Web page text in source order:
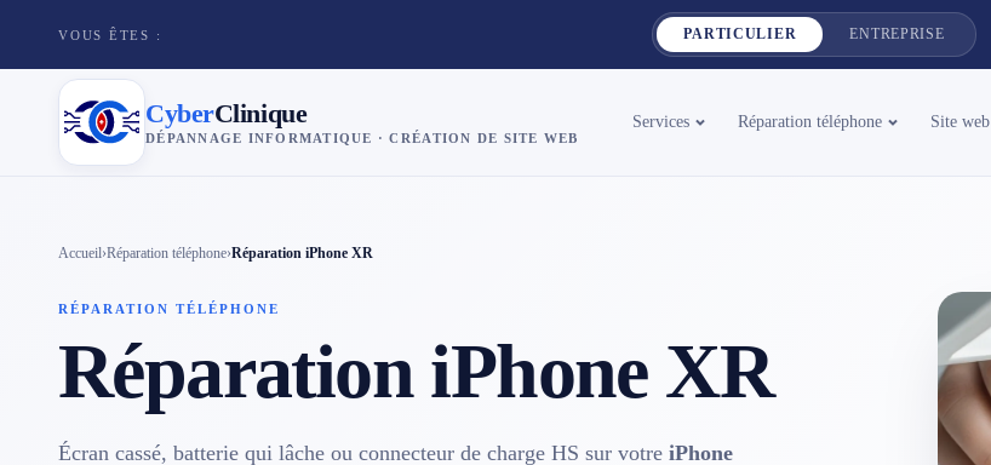
VOUS ÊTES : PARTICULIER ENTREPRISE
CyberClinique
DÉPANNAGE INFORMATIQUE · CRÉATION DE SITE WEB
Services Réparation téléphone Site web
Services
Réparation téléphone
Accueil›Réparation téléphone›Réparation iPhone XR
RÉPARATION TÉLÉPHONE
Réparation iPhone XR
Écran cassé, batterie qui lâche ou connecteur de charge HS sur votre iPhone